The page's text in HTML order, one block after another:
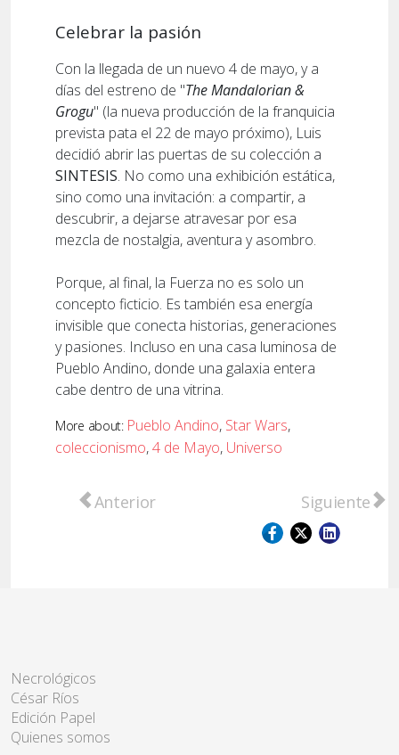
Celebrar la pasión
Con la llegada de un nuevo 4 de mayo, y a
días del estreno de "The Mandalorian &
Grogu" (la nueva producción de la franquicia
prevista pata el 22 de mayo próximo), Luis
decidió abrir las puertas de su colección a
SINTESIS. No como una exhibición estática,
sino como una invitación: a compartir, a
descubrir, a dejarse atravesar por esa
mezcla de nostalgia, aventura y asombro.
Porque, al final, la Fuerza no es solo un
concepto ficticio. Es también esa energía
invisible que conecta historias, generaciones
y pasiones. Incluso en una casa luminosa de
Pueblo Andino, donde una galaxia entera
cabe dentro de una vitrina.
More about: Pueblo Andino, Star Wars,
coleccionismo,4 de Mayo, Universo
Artículo anterior: Cañada Rosquín y
Anterior Artículo
Siguiente
Necrológicos
César Ríos
Edición Papel
Quienes somos